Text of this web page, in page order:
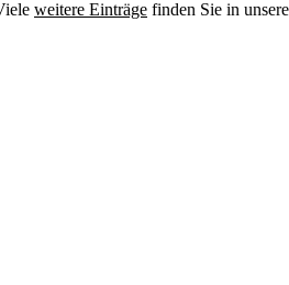
weitere Einträge finden Sie in